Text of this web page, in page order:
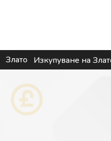
Злато Изкупуване на